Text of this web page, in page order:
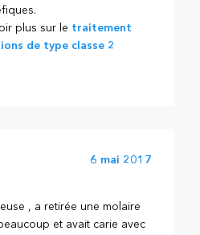
plus sur le traitement
de type classe 2
6 mai 2017
, a retirée une molaire
et avait carie avec